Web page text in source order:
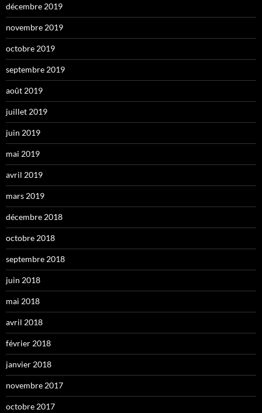
décembre 2019
novembre 2019
octobre 2019
septembre 2019
août 2019
juillet 2019
juin 2019
mai 2019
avril 2019
mars 2019
décembre 2018
octobre 2018
septembre 2018
juin 2018
mai 2018
avril 2018
février 2018
janvier 2018
novembre 2017
octobre 2017